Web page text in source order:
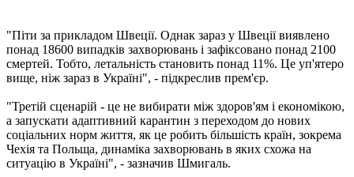
"Піти за прикладом Швеції. Однак зараз у Швеції виявлено
понад 18600 випадків захворювань і зафіксовано понад 2100
смертей. Тобто, летальність становить понад 11%. Це уп'ятеро
вище, ніж зараз в Україні", - підкреслив прем'єр.
"Третій сценарій - це не вибирати між здоров'ям і економікою,
а запускати адаптивний карантин з переходом до нових
соціальних норм життя, як це робить більшість країн, зокрема
Чехія та Польща, динаміка захворювань в яких схожа на
ситуацію в Україні", - зазначив Шмигаль.